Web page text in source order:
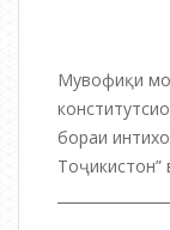
Мувофиқи
бораи